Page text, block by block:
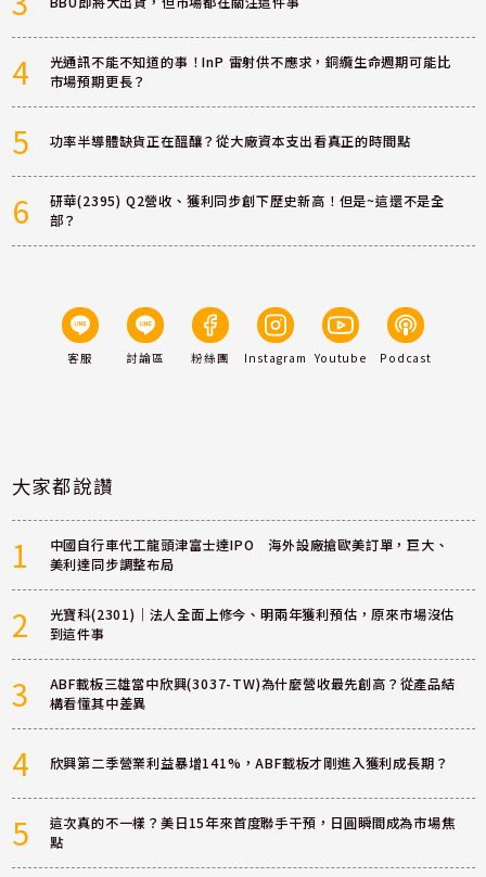
4
光通訊不能不知道的事！InP 雷射供不應求，銅纜生命週期可能比
市場預期更長？
5 功率半導體缺貨正在醞釀？從大廠資本支出看真正的時間點
6
研華(2395) Q2營收、獲利同步創下歷史新高！但是~這還不是全
部？
客服 討論區 粉絲團 Instagram Youtube Podcast
大家都說讚
1
中國自行車代工龍頭津富士達IPO 海外設廠搶歐美訂單，巨大、
美利達同步調整布局
2
光寶科(2301)｜法人全面上修今、明兩年獲利預估，原來市場沒估
到這件事
3
ABF載板三雄當中欣興(3037-TW)為什麼營收最先創高？從產品結
構看懂其中差異
4 欣興第二季營業利益暴增141%，ABF載板才剛進入獲利成長期？
5
這次真的不一樣？美日15年來首度聯手干預，日圓瞬間成為市場焦
點